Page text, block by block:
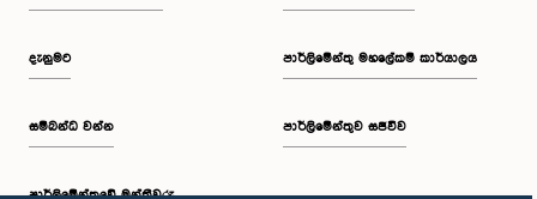
දැනුමට
සම්බන්ධ වන්න
පාර්ලි‌මේන්තුවේ මන්ත්‍රීවරු
පාර්ලිමේන්තු මහලේකම් කාර්යාලය
පාර්ලිමේන්තුව සජීවීව